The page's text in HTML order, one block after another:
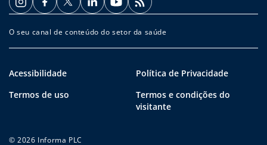
O seu canal de conteúdo do setor da saúde
Acessibilidade
Política de Privacidade
Termos de uso
Termos e condições do
visitante
© 2026 Informa PLC